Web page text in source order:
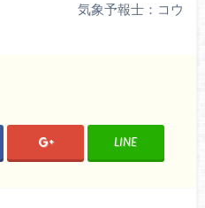
気象予報士：コウ
LINE